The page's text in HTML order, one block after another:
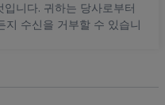
입니다. 귀하는 당사로부터
지 수신을 거부할 수 있습니